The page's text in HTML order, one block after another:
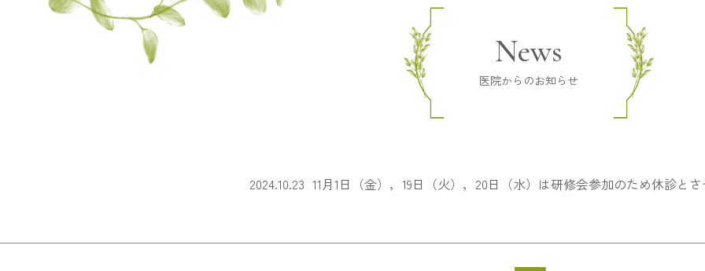
News
医院からのお知らせ
2024.10.23 11月1日（金），19日（火），20日（水）は研修会参加のため休診と